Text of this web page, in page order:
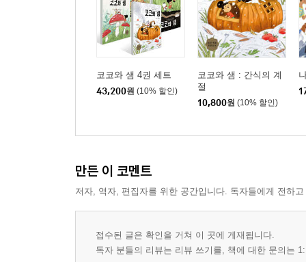
코코와 샘 4권 세트
43,200원 (10% 할인)
코코와 샘 : 간식의 계
절
10,800원 (10% 할인)
만든 이 코멘트
저자, 역자, 편집자를 위한 공간입니다. 독자들에게 전하
접수된 글은 확인을 거쳐 이 곳에 게재됩니다.
독자 분들의 리뷰는 리뷰 쓰기를, 책에 대한 문의는